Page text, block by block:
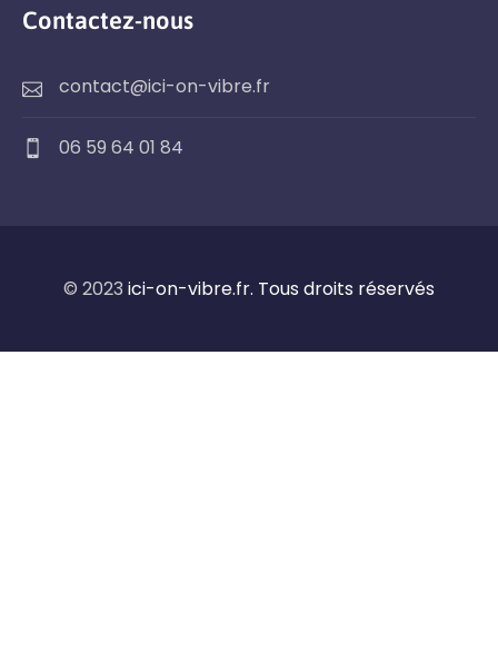
Contactez-nous
contact@ici-on-vibre.fr
06 59 64 01 84
© 2023 ici-on-vibre.fr. Tous droits réservés